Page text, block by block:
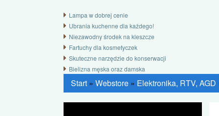
Lampa w dobrej cenie
Ubrania kuchenne dla każdego!
Niezawodny środek na kleszcze
Fartuchy dla kosmetyczek
Skuteczne narzędzie do konserwacji
Bielizna męska oraz damska
Start » Webstore » Elektronika, RTV, AGD